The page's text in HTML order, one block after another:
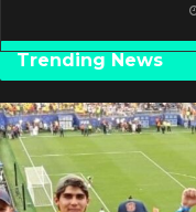
Trending News